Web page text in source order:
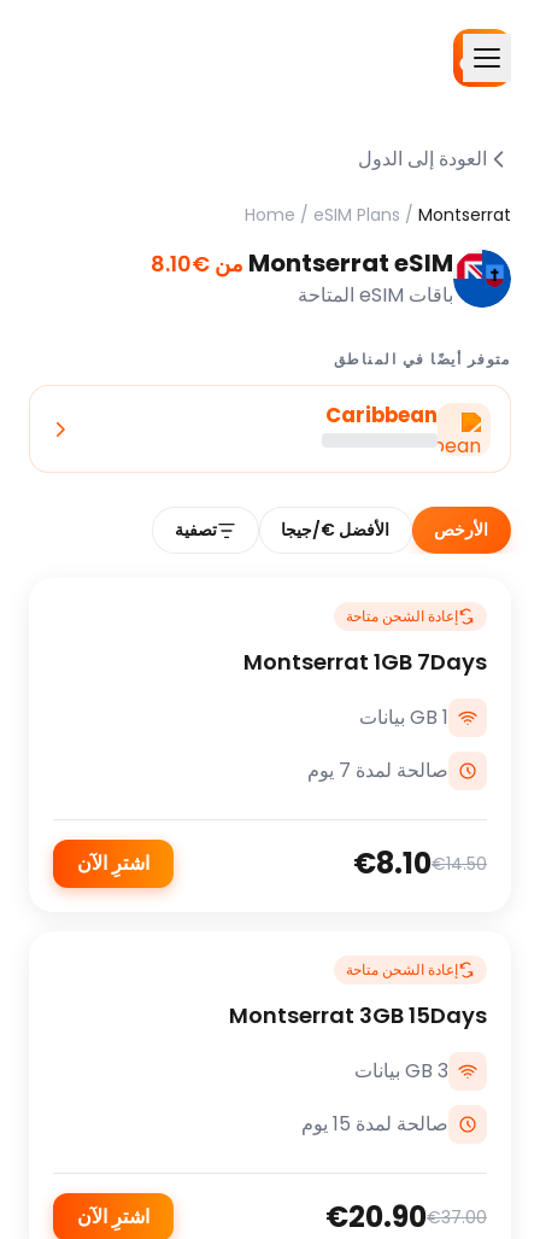
العودة إلى الدول
Home / eSIM Plans / Montserrat
Montserrat eSIM من €8.10
باقات eSIM المتاحة
متوفر أيضًا في المناطق
Caribbean
الأرخص الأفضل €/جيجا تصفية
إعادة الشحن متاحة
Montserrat 1GB 7Days
1 GB بيانات
صالحة لمدة 7 يوم
€14.50
€8.10 اشترِ الآن
إعادة الشحن متاحة
Montserrat 3GB 15Days
3 GB بيانات
صالحة لمدة 15 يوم
€37.00
€20.90 اشترِ الآن